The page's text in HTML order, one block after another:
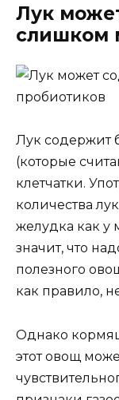
Лук
слишком
Лук содержит
(которые
клетчатки.
количества
желудка как у
значит, что
полезного
как правило,
Однако
этот овощ